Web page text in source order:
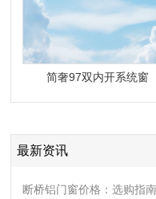
简奢97双内开系统窗
最新资讯
断桥铝门窗价格：选购指